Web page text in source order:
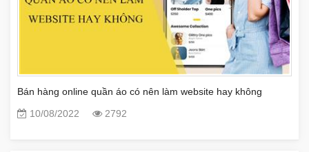
Bán hàng online quần áo có nên làm website hay không
10/08/2022
2792